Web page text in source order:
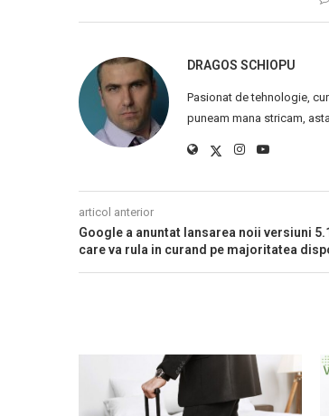
DRAGOS SCHIOPU
Pasionat de tehnologie,
puneam mana stricam,
articol anterior
Google a anuntat lansarea noii versiuni
care va rula in curand pe majoritatea